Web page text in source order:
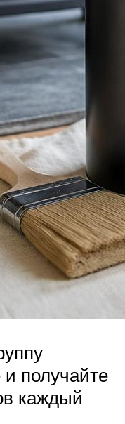
и получайте
каждый